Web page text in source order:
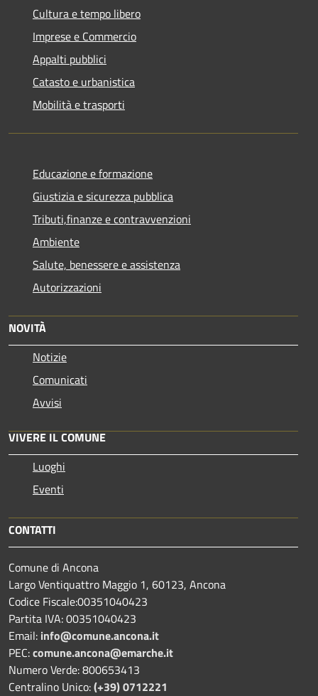
Cultura e tempo libero
Imprese e Commercio
Appalti pubblici
Catasto e urbanistica
Mobilità e trasporti
Educazione e formazione
Giustizia e sicurezza pubblica
Tributi,finanze e contravvenzioni
Ambiente
Salute, benessere e assistenza
Autorizzazioni
NOVITÀ
Notizie
Comunicati
Avvisi
VIVERE IL COMUNE
Luoghi
Eventi
CONTATTI
Comune di Ancona
Largo Ventiquattro Maggio 1, 60123, Ancona
Codice Fiscale:00351040423
Partita IVA: 00351040423
Email: info@comune.ancona.it
PEC:comune.ancona@emarche.it
Numero Verde: 800653413
Centralino Unico:(+39) 0712221